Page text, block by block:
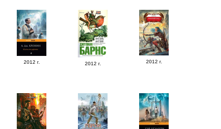
2012 г. 2012 г. 2012 г.